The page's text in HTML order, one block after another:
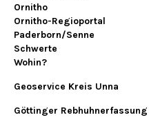
Ornitho
Ornitho-Regioportal
Paderborn/Senne
Schwerte
Wohin?
Geoservice Kreis Unna
Göttinger Rebhuhnerfassung